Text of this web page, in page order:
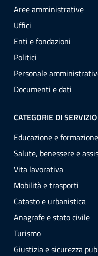
Aree amministrative
Uffici
Enti e fondazioni
Politici
Personale
Documenti e dati
CATEGORIE DI SERVIZIO
Educazione e formazione
Salute, benessere e
Vita lavorativa
Mobilità e trasporti
Catasto e urbanistica
Anagrafe e stato civile
Turismo
Giustizia e sicurezza